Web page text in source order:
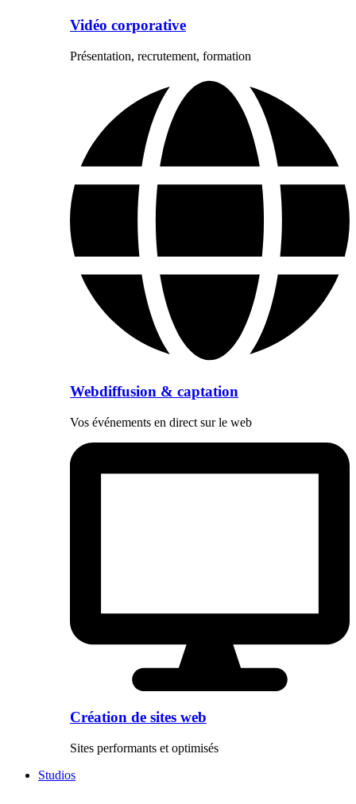
Vidéo corporative
Présentation, recrutement, formation
Webdiffusion & captation
Vos événements en direct sur le web
Création de sites web
Sites performants et optimisés
Studios